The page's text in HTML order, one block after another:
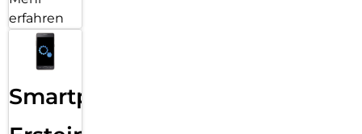
erfahren
Smartphone